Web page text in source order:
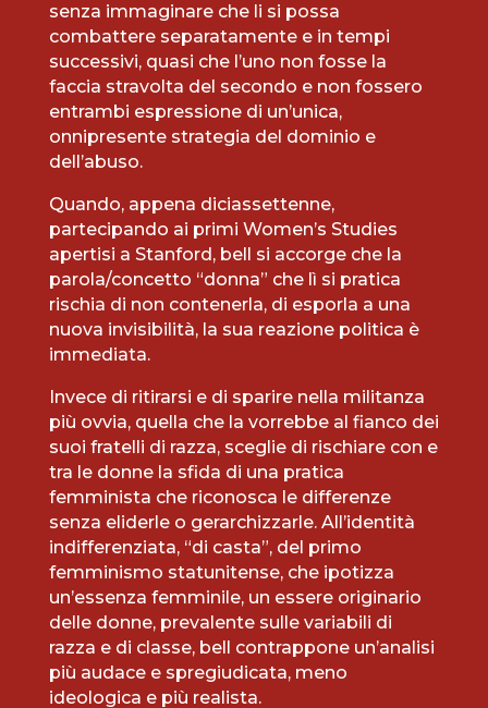
senza immaginare che li si possa
combattere separatamente e in tempi
successivi, quasi che l’uno non fosse la
faccia stravolta del secondo e non fossero
entrambi espressione di un’unica,
onnipresente strategia del dominio e
dell’abuso.
Quando, appena diciassettenne,
partecipando ai primi Women’s Studies
apertisi a Stanford, bell si accorge che la
parola/concetto “donna” che lì si pratica
rischia di non contenerla, di esporla a una
nuova invisibilità, la sua reazione politica è
immediata.
Invece di ritirarsi e di sparire nella militanza
più ovvia, quella che la vorrebbe al fianco dei
suoi fratelli di razza, sceglie di rischiare con e
tra le donne la sfida di una pratica
femminista che riconosca le differenze
senza eliderle o gerarchizzarle. All’identità
indifferenziata, “di casta”, del primo
femminismo statunitense, che ipotizza
un’essenza femminile, un essere originario
delle donne, prevalente sulle variabili di
razza e di classe, bell contrappone un’analisi
più audace e spregiudicata, meno
ideologica e più realista.